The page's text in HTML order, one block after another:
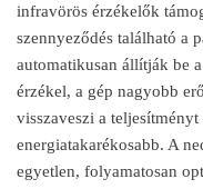
infravörös érzékelők t
szennyeződés található a
automatikusan állítják be
érzékel, a gép nagyobb er
visszaveszi a teljesítményt
energiatakarékosabb. A
egyetlen, folyamatosan